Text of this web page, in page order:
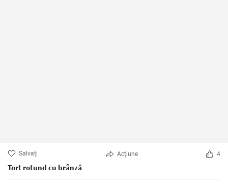
Salvați Acțiune 4
Tort rotund cu brânză